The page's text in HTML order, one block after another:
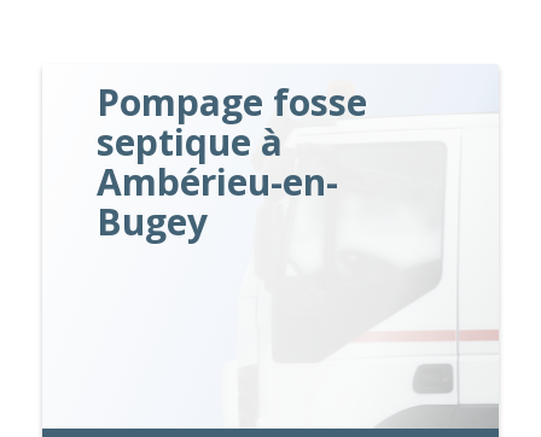
Pompage fosse
septique à
Ambérieu-en-
Bugey